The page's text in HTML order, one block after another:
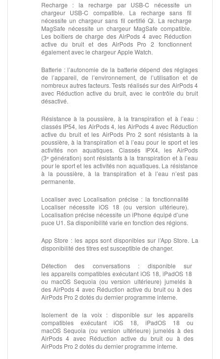
Recharge : la recharge par USB-C nécessite un
chargeur USB-C compatible. La recharge sans fil
nécessite un chargeur sans fil certifié Qi. La recharge
MagSafe nécessite un chargeur MagSafe compatible.
Les boîtiers de charge des AirPods 4 avec Réduction
active du bruit et des AirPods Pro 2 fonctionnent
également avec le chargeur Apple Watch.
Batterie :l’autonomie de la batterie dépend des réglages
de l’appareil, de l’environnement, de l’utilisation et de
nombreux autres facteurs. Tests réalisés sur des AirPods 4
avec Réduction active du bruit, avec le contrôle du bruit
désactivé.
Résistance à la poussière, à la transpiration et à l’eau :
classés IP54, les AirPods 4, les AirPods 4 avec Réduction
active du bruit et les AirPods Pro 2 sont résistants à la
poussière, à la transpiration et à l’eau pour le sport et les
activités non aquatiques. Classés IPX4, les AirPods
(3ᵉ génération) sont résistants à la transpiration et à l’eau
pour le sport et les activités non aquatiques. La résistance
à la poussière, à la transpiration et à l’eau n’est pas
permanente.
Localiser avec Localisation précise : la fonctionnalité
Localiser nécessite iOS 18 (ou version ultérieure).
Localisation précise nécessite un iPhone équipé d’une
puce U1. Sa disponibilité varie en fonction des régions.
App Store : les apps sont disponibles sur l’App Store. La
disponibilité des titres est susceptible de changer.
Détection des conversations : disponible sur
les appareils compatibles exécutant iOS 18, iPadOS 18
ou macOS Sequoia (ou version ultérieure) jumelés à
des AirPods 4 avec Réduction active du bruit ou à des
AirPods Pro 2 dotés du dernier programme interne.
Isolement de la voix : disponible sur les appareils
compatibles exécutant iOS 18, iPadOS 18 ou
macOS Sequoia (ou version ultérieure) jumelés à des
AirPods 4 avec Réduction active du bruit ou à des
AirPods Pro 2 dotés du dernier programme interne.